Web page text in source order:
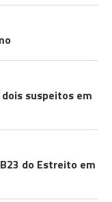
suspeitos em
do Estreito em